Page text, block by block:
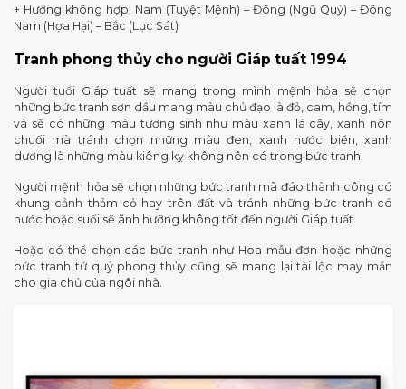
+ Hướng không hợp: Nam (Tuyệt Mệnh) – Đông (Ngũ Quỷ) – Đông
Nam (Họa Hại) – Bắc (Lục Sát)
Tranh phong thủy cho người Giáp tuất 1994
Người tuổi Giáp tuất sẽ mang trong mình mệnh hỏa sẽ chọn
những bức tranh sơn dầu mang màu chủ đạo là đỏ, cam, hồng, tím
và sẽ có những màu tương sinh như màu xanh lá cây, xanh nõn
chuối mà tránh chọn những màu đen, xanh nước biển, xanh
dương là những màu kiêng kỵ không nên có trong bức tranh.
Người mệnh hỏa sẽ chọn những bức tranh mã đáo thành công có
khung cảnh thảm cỏ hay trên đất và tránh những bức tranh có
nước hoặc suối sẽ ãnh hưỡng không tốt đến người Giáp tuất.
Hoặc có thể chọn các bức tranh như Hoa mẫu đơn hoặc những
bức tranh tứ quý phong thủy cũng sẽ mang lại tài lộc may mắn
cho gia chủ của ngôi nhà.